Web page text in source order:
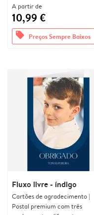
A partir de
10,99 €
offers Preços Sempre Baixos
Fluxo livre - índigo
Cartões de agradecimento |
Postal premium com três